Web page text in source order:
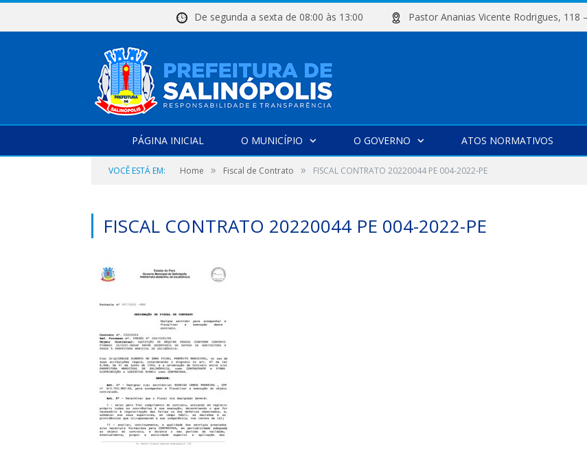
De segunda a sexta de 08:00 às 13:00 Pastor Ananias Vicente Rodrigues,
PÁGINA INICIAL O MUNICÍPIO O GOVERNO ATOS NORMATIVOS
VOCÊ ESTÁ EM: Home » Fiscal de Contrato » FISCAL CONTRATO 20220044 PE 004-2022-PE
FISCAL CONTRATO 20220044 PE 004-2022-PE